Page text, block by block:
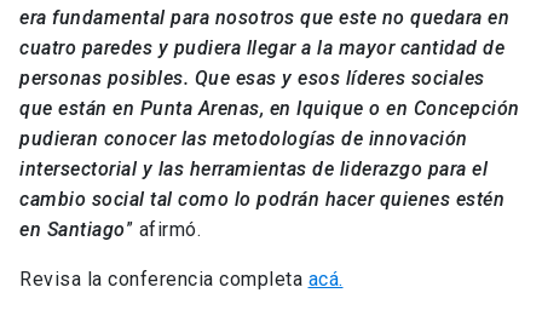
era fundamental para nosotros que este no quedara en
cuatro paredes y pudiera llegar a la mayor cantidad de
personas posibles. Que esas y esos líderes sociales
que están en Punta Arenas, en Iquique o en Concepción
pudieran conocer las metodologías de innovación
intersectorial y las herramientas de liderazgo para el
cambio social tal como lo podrán hacer quienes estén
en Santiago” afirmó.
Revisa la conferencia completa acá.